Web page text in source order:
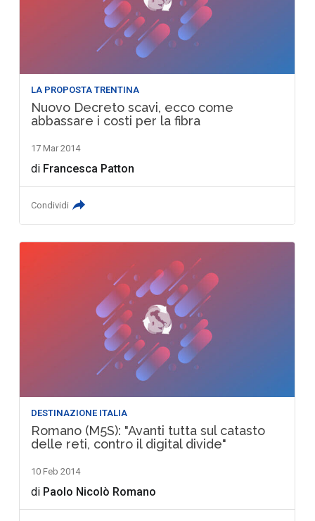
LA PROPOSTA TRENTINA
Nuovo Decreto scavi, ecco come
abbassare i costi per la fibra
17 Mar 2014
di Francesca Patton
Condividi
DESTINAZIONE ITALIA
Romano (M5S): "Avanti tutta sul catasto
delle reti, contro il digital divide"
10 Feb 2014
di Paolo Nicolò Romano